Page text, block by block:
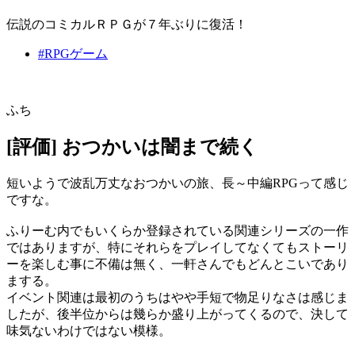
伝説のコミカルＲＰＧが７年ぶりに復活！
#RPGゲーム
ふち
[評価] おつかいは闇まで続く
短いようで波乱万丈なおつかいの旅、長～中編RPGって感じ
ですな。
ふりーむ内でもいくらか登録されている関連シリーズの一作
ではありますが、特にそれらをプレイしてなくてもストーリ
ーを楽しむ事に不備は無く、一軒さんでもどんとこいであり
まする。
イベント関連は最初のうちはやや手短で物足りなさは感じま
したが、後半位からは幾らか盛り上がってくるので、決して
味気ないわけではない模様。